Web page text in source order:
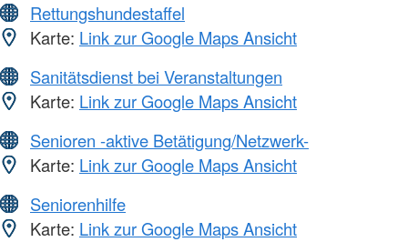
Rettungshundestaffel
Karte: Link zur Google Maps Ansicht
Sanitätsdienst bei Veranstaltungen
Karte: Link zur Google Maps Ansicht
Senioren -aktive Betätigung/Netzwerk-
Karte: Link zur Google Maps Ansicht
Seniorenhilfe
Karte: Link zur Google Maps Ansicht